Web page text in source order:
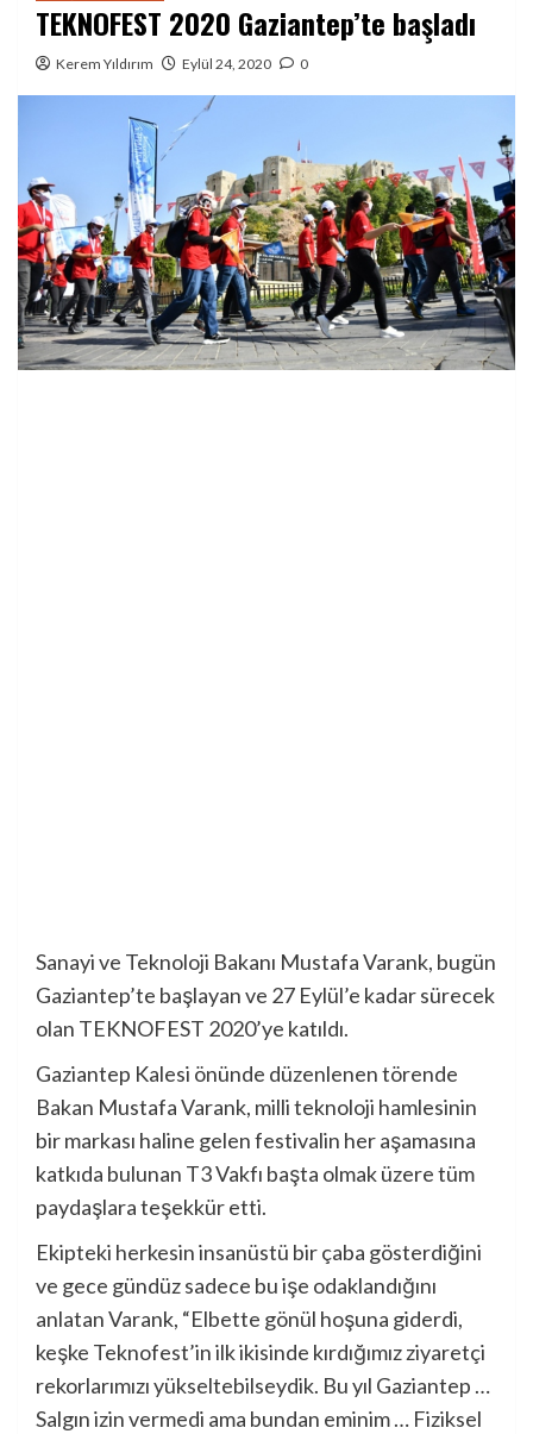
TEKNOFEST 2020 Gaziantep’te başladı
Kerem Yıldırım Eylül 24, 2020 0
Sanayi ve Teknoloji Bakanı Mustafa Varank, bugün
Gaziantep’te başlayan ve 27 Eylül’e kadar sürecek
olan TEKNOFEST 2020’ye katıldı.
Gaziantep Kalesi önünde düzenlenen törende
Bakan Mustafa Varank, milli teknoloji hamlesinin
bir markası haline gelen festivalin her aşamasına
katkıda bulunan T3 Vakfı başta olmak üzere tüm
paydaşlara teşekkür etti.
Ekipteki herkesin insanüstü bir çaba gösterdiğini
ve gece gündüz sadece bu işe odaklandığını
anlatan Varank, “Elbette gönül hoşuna giderdi,
keşke Teknofest’in ilk ikisinde kırdığımız ziyaretçi
rekorlarımızı yükseltebilseydik. Bu yıl Gaziantep …
Salgın izin vermedi ama bundan eminim … Fiziksel